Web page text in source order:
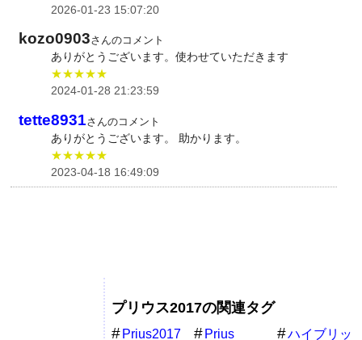
2026-01-23 15:07:20
kozo0903さんのコメント
ありがとうございます。使わせていただきます
★★★★★
2024-01-28 21:23:59
tette8931さんのコメント
ありがとうございます。 助かります。
★★★★★
2023-04-18 16:49:09
プリウス2017の関連タグ
Prius2017 Prius ハイブリッ